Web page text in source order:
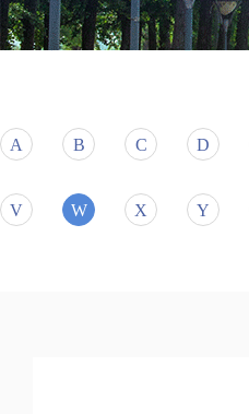
A B C D
V W X Y